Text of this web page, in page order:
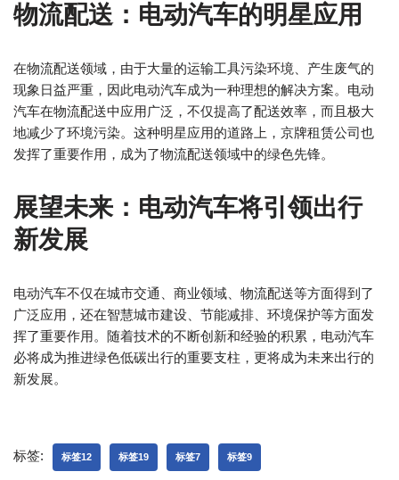
物流配送：电动汽车的明星应用
在物流配送领域，由于大量的运输工具污染环境、产生废气的
现象日益严重，因此电动汽车成为一种理想的解决方案。电动
汽车在物流配送中应用广泛，不仅提高了配送效率，而且极大
地减少了环境污染。这种明星应用的道路上，京牌租赁公司也
发挥了重要作用，成为了物流配送领域中的绿色先锋。
展望未来：电动汽车将引领出行
新发展
电动汽车不仅在城市交通、商业领域、物流配送等方面得到了
广泛应用，还在智慧城市建设、节能减排、环境保护等方面发
挥了重要作用。随着技术的不断创新和经验的积累，电动汽车
必将成为推进绿色低碳出行的重要支柱，更将成为未来出行的
新发展。
标签: 标签12 标签19 标签7 标签9